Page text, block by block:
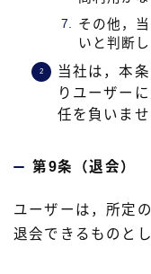
その他，
いと判断
当社は，本
りユーザー
任を負いませ
第9条（退会）
ユーザーは，所定
退会できるものとし